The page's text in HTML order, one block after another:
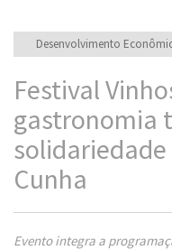
Desenvolvimento
Festival
gastronomia
solidariedade
Cunha
Evento integra a